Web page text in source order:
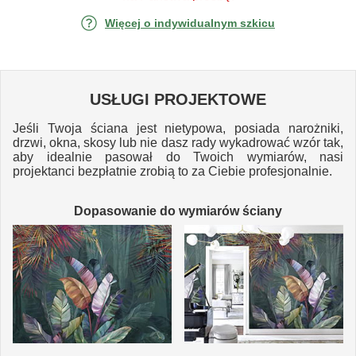
Więcej o indywidualnym szkicu
USŁUGI PROJEKTOWE
Jeśli Twoja ściana jest nietypowa, posiada narożniki,
drzwi, okna, skosy lub nie dasz rady wykadrować wzór tak,
aby idealnie pasował do Twoich wymiarów, nasi
projektanci bezpłatnie zrobią to za Ciebie profesjonalnie.
Dopasowanie do wymiarów ściany